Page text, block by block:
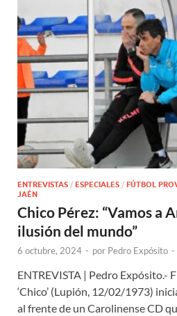
ENTREVISTAS / ESPECIALES / FÚTBOL
JAÉN
Chico Pérez: “Vamos a
ilusión del mundo”
6 octubre, 2024 - por Pedro Expósito -
ENTREVISTA | Pedro Expósito.-
‘Chico’ (Lupión, 12/02/1973)
al frente de un Carolinense CD